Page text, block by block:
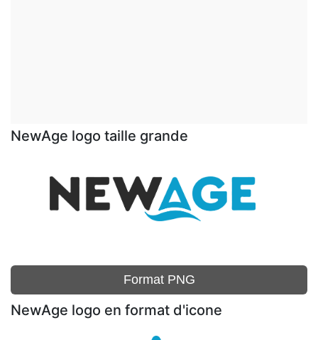
NewAge logo taille grande
Format PNG
NewAge logo en format d'icone